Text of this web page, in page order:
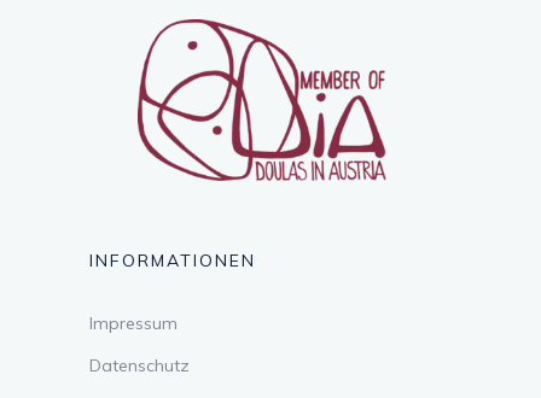
INFORMATIONEN
Impressum
Datenschutz